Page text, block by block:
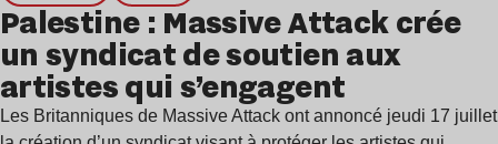
Palestine : Massive Attack crée
un syndicat de soutien aux
artistes qui s’engagent
Les Britanniques de Massive Attack ont annoncé jeudi 17 juillet